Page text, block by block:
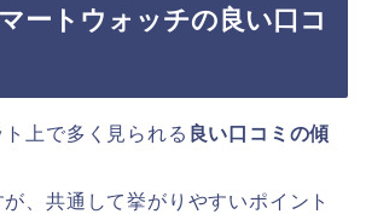
ートウォッチの良い口コ
上で多く見られる 良い口コミの傾
、共通して挙がりやすいポイント